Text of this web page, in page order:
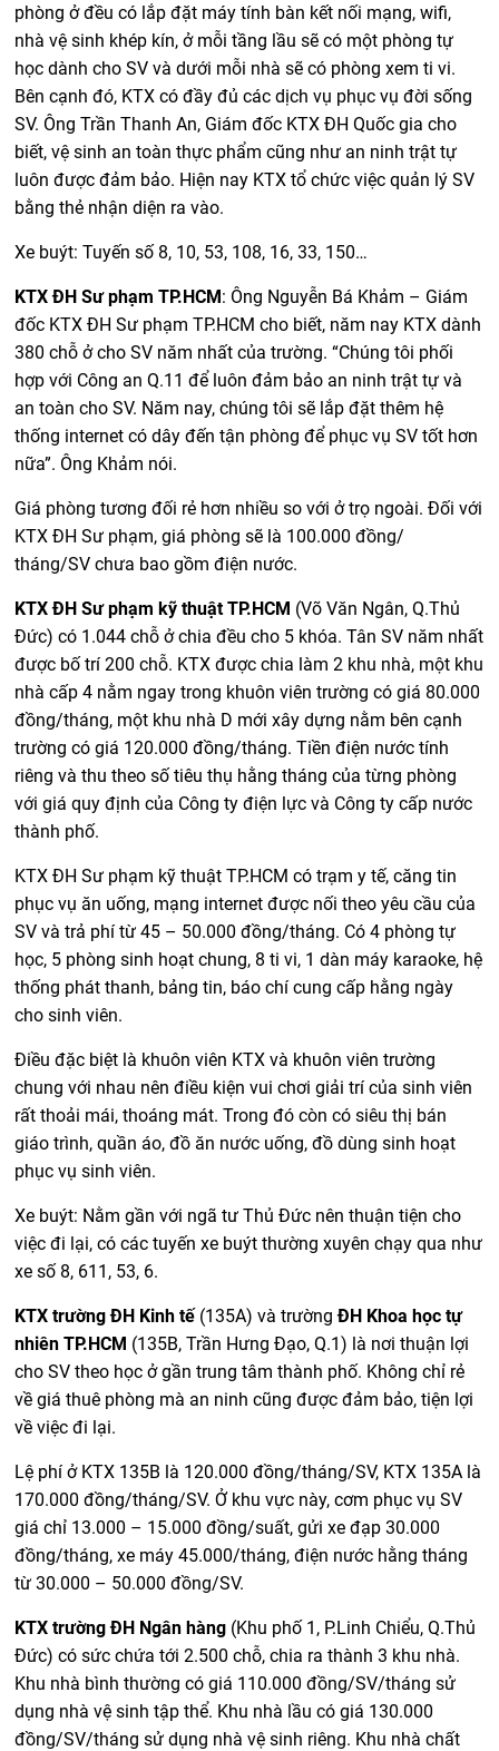
phòng ở đều có lắp đặt máy tính bàn kết nối mạng, wifi,
nhà vệ sinh khép kín, ở mỗi tầng lầu sẽ có một phòng tự
học dành cho SV và dưới mỗi nhà sẽ có phòng xem ti vi.
Bên cạnh đó, KTX có đầy đủ các dịch vụ phục vụ đời sống
SV. Ông Trần Thanh An, Giám đốc KTX ĐH Quốc gia cho
biết, vệ sinh an toàn thực phẩm cũng như an ninh trật tự
luôn được đảm bảo. Hiện nay KTX tổ chức việc quản lý SV
bằng thẻ nhận diện ra vào.
Xe buýt: Tuyến số 8, 10, 53, 108, 16, 33, 150…
KTX ĐH Sư phạm TP.HCM: Ông Nguyễn Bá Khảm – Giám
đốc KTX ĐH Sư phạm TP.HCM cho biết, năm nay KTX dành
380 chỗ ở cho SV năm nhất của trường. “Chúng tôi phối
hợp với Công an Q.11 để luôn đảm bảo an ninh trật tự và
an toàn cho SV. Năm nay, chúng tôi sẽ lắp đặt thêm hệ
thống internet có dây đến tận phòng để phục vụ SV tốt hơn
nữa”. Ông Khảm nói.
Giá phòng tương đối rẻ hơn nhiều so với ở trọ ngoài. Đối với
KTX ĐH Sư phạm, giá phòng sẽ là 100.000 đồng/
tháng/SV chưa bao gồm điện nước.
KTX ĐH Sư phạm kỹ thuật TP.HCM (Võ Văn Ngân, Q.Thủ
Đức) có 1.044 chỗ ở chia đều cho 5 khóa. Tân SV năm nhất
được bố trí 200 chỗ. KTX được chia làm 2 khu nhà, một khu
nhà cấp 4 nằm ngay trong khuôn viên trường có giá 80.000
đồng/tháng, một khu nhà D mới xây dựng nằm bên cạnh
trường có giá 120.000 đồng/tháng. Tiền điện nước tính
riêng và thu theo số tiêu thụ hằng tháng của từng phòng
với giá quy định của Công ty điện lực và Công ty cấp nước
thành phố.
KTX ĐH Sư phạm kỹ thuật TP.HCM có trạm y tế, căng tin
phục vụ ăn uống, mạng internet được nối theo yêu cầu của
SV và trả phí từ 45 – 50.000 đồng/tháng. Có 4 phòng tự
học, 5 phòng sinh hoạt chung, 8 ti vi, 1 dàn máy karaoke, hệ
thống phát thanh, bảng tin, báo chí cung cấp hằng ngày
cho sinh viên.
Điều đặc biệt là khuôn viên KTX và khuôn viên trường
chung với nhau nên điều kiện vui chơi giải trí của sinh viên
rất thoải mái, thoáng mát. Trong đó còn có siêu thị bán
giáo trình, quần áo, đồ ăn nước uống, đồ dùng sinh hoạt
phục vụ sinh viên.
Xe buýt: Nằm gần với ngã tư Thủ Đức nên thuận tiện cho
việc đi lại, có các tuyến xe buýt thường xuyên chạy qua như
xe số 8, 611, 53, 6.
KTX trường ĐH Kinh tế(135A) và trườngĐH Khoa học tự
nhiên TP.HCM (135B, Trần Hưng Đạo, Q.1) là nơi thuận lợi
cho SV theo học ở gần trung tâm thành phố. Không chỉ rẻ
về giá thuê phòng mà an ninh cũng được đảm bảo, tiện lợi
về việc đi lại.
Lệ phí ở KTX 135B là 120.000 đồng/tháng/SV, KTX 135A là
170.000 đồng/tháng/SV. Ở khu vực này, cơm phục vụ SV
giá chỉ 13.000 – 15.000 đồng/suất, gửi xe đạp 30.000
đồng/tháng, xe máy 45.000/tháng, điện nước hằng tháng
từ 30.000 – 50.000 đồng/SV.
KTX trường ĐH Ngân hàng (Khu phố 1, P.Linh Chiểu, Q.Thủ
Đức) có sức chứa tới 2.500 chỗ, chia ra thành 3 khu nhà.
Khu nhà bình thường có giá 110.000 đồng/SV/tháng sử
dụng nhà vệ sinh tập thể. Khu nhà lầu có giá 130.000
đồng/SV/tháng sử dụng nhà vệ sinh riêng. Khu nhà chất